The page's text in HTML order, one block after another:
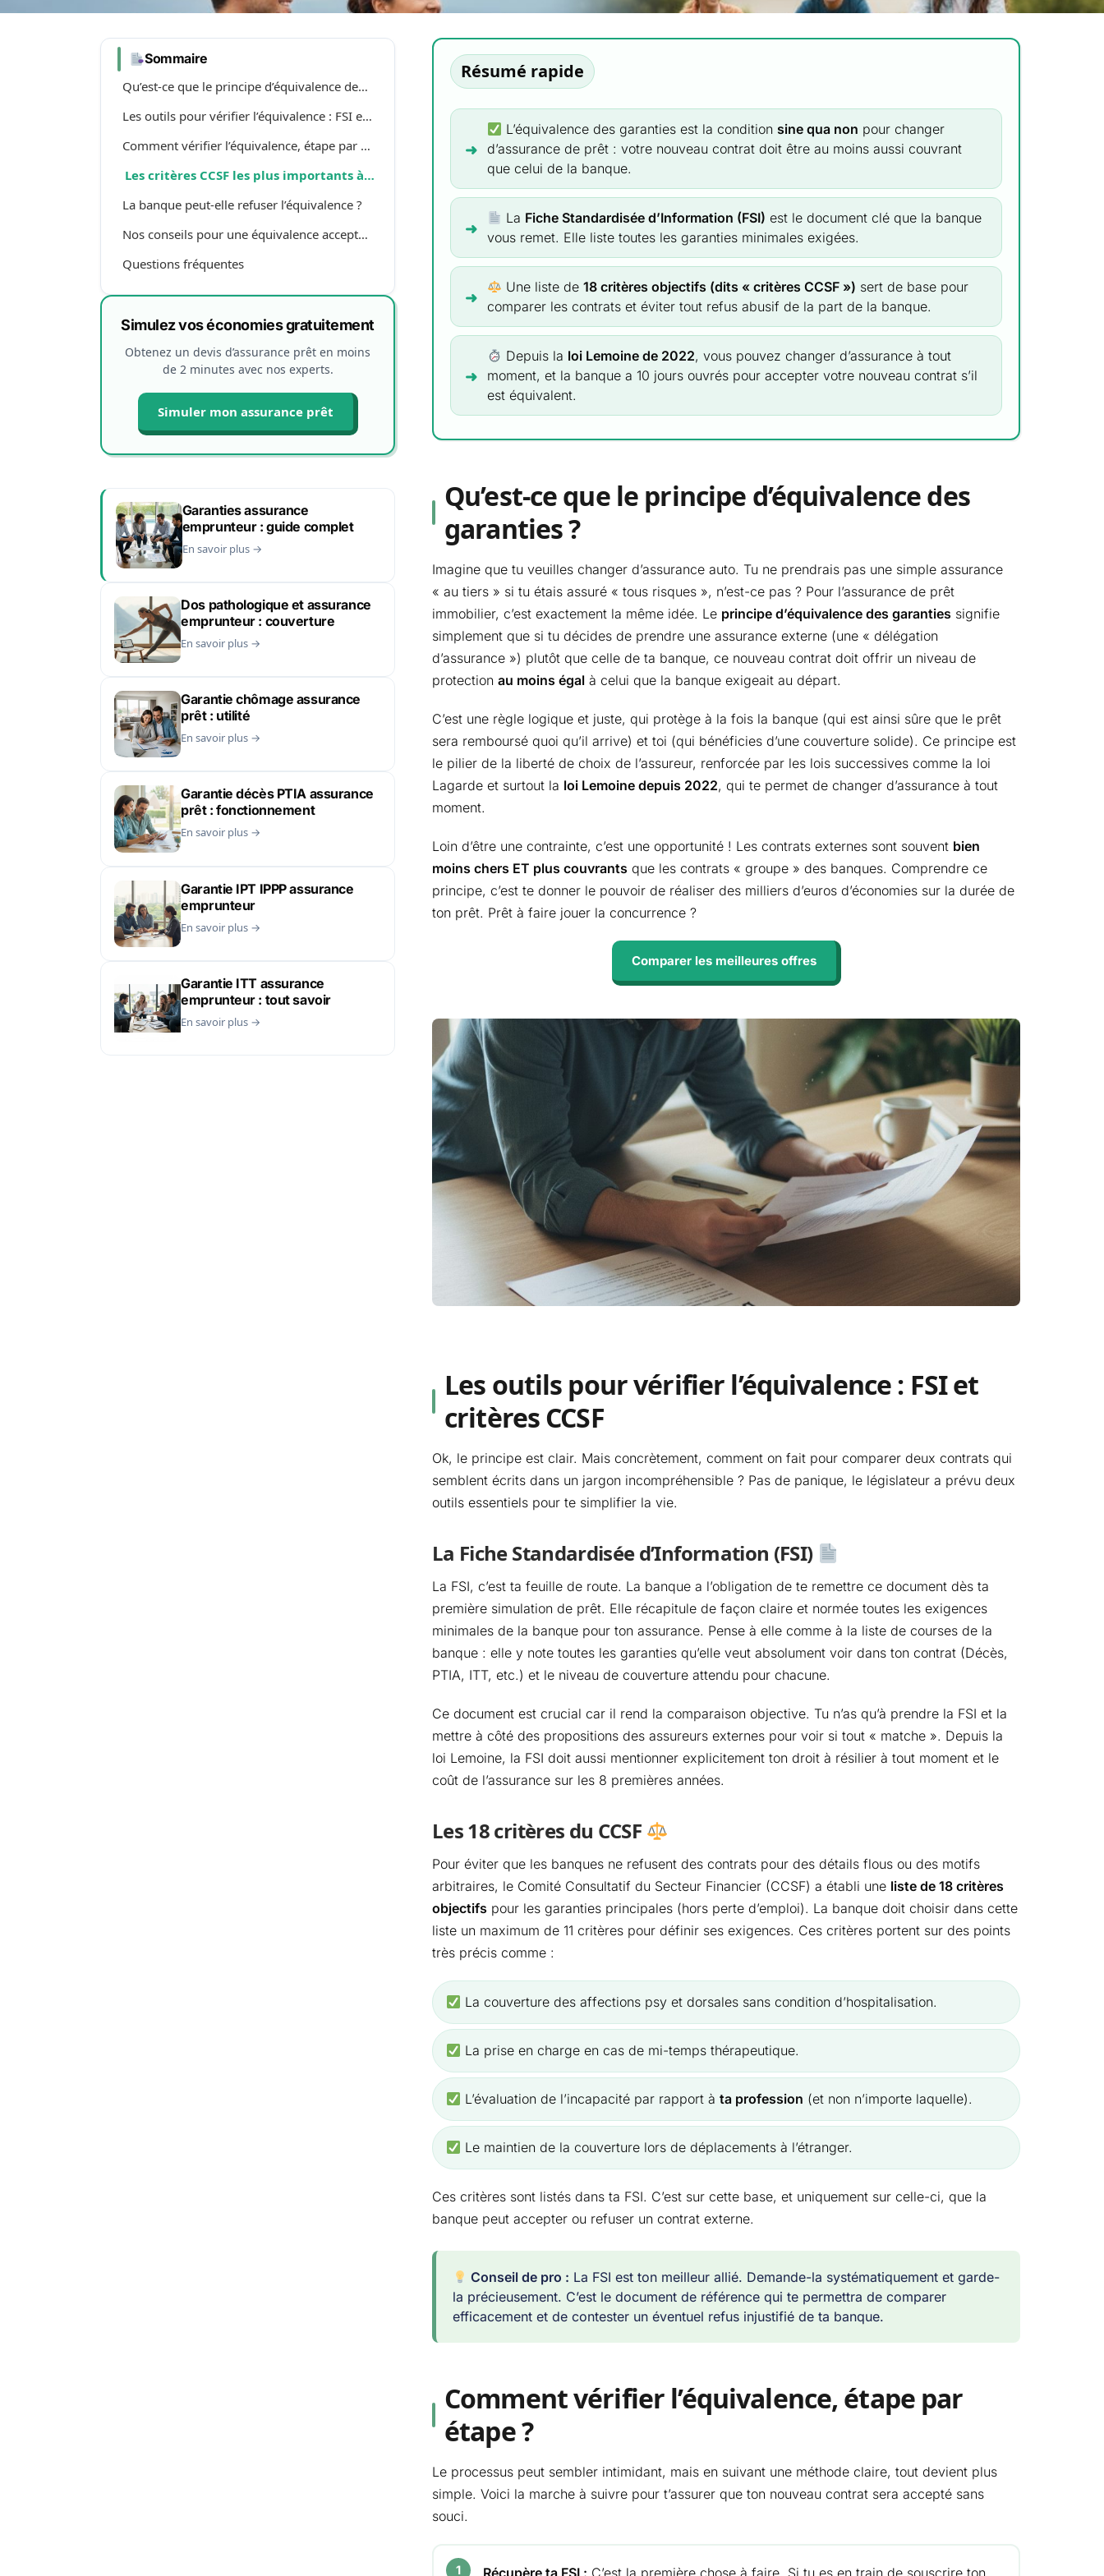
Résumé rapide
L’équivalence des garanties est la condition sine qua non pour changer
d’assurance de prêt : votre nouveau contrat doit être au moins aussi couvrant
que celui de la banque.
La Fiche Standardisée d’Information (FSI) est le document clé que la banque
vous remet. Elle liste toutes les garanties minimales exigées.
Une liste de18 critères objectifs (dits « critères CCSF ») sert de base pour
comparer les contrats et éviter tout refus abusif de la part de la banque.
Depuis la loi Lemoine de 2022, vous pouvez changer d’assurance à tout
moment, et la banque a 10 jours ouvrés pour accepter votre nouveau contrat s’il
est équivalent.
Qu’est-ce que le principe d’équivalence des
garanties ?
Imagine que tu veuilles changer d’assurance auto. Tu ne prendrais pas une simple assurance
« au tiers » si tu étais assuré « tous risques », n’est-ce pas ? Pour l’assurance de prêt
immobilier, c’est exactement la même idée. Le principe d’équivalence des garanties signifie
simplement que si tu décides de prendre une assurance externe (une « délégation
d’assurance ») plutôt que celle de ta banque, ce nouveau contrat doit offrir un niveau de
protection au moins égal à celui que la banque exigeait au départ.
C’est une règle logique et juste, qui protège à la fois la banque (qui est ainsi sûre que le prêt
sera remboursé quoi qu’il arrive) et toi (qui bénéficies d’une couverture solide). Ce principe est
le pilier de la liberté de choix de l’assureur, renforcée par les lois successives comme la loi
Lagarde et surtout la loi Lemoine depuis 2022, qui te permet de changer d’assurance à tout
moment.
Loin d’être une contrainte, c’est une opportunité ! Les contrats externes sont souvent bien
moins chers ET plus couvrants que les contrats « groupe » des banques. Comprendre ce
principe, c’est te donner le pouvoir de réaliser des milliers d’euros d’économies sur la durée de
ton prêt. Prêt à faire jouer la concurrence ?
Comparer les meilleures offres
Les outils pour vérifier l’équivalence : FSI et
critères CCSF
Ok, le principe est clair. Mais concrètement, comment on fait pour comparer deux contrats qui
semblent écrits dans un jargon incompréhensible ? Pas de panique, le législateur a prévu deux
outils essentiels pour te simplifier la vie.
La Fiche Standardisée d’Information (FSI)
La FSI, c’est ta feuille de route. La banque a l’obligation de te remettre ce document dès ta
première simulation de prêt. Elle récapitule de façon claire et normée toutes les exigences
minimales de la banque pour ton assurance. Pense à elle comme à la liste de courses de la
banque : elle y note toutes les garanties qu’elle veut absolument voir dans ton contrat (Décès,
PTIA, ITT, etc.) et le niveau de couverture attendu pour chacune.
Ce document est crucial car il rend la comparaison objective. Tu n’as qu’à prendre la FSI et la
mettre à côté des propositions des assureurs externes pour voir si tout « matche ». Depuis la
loi Lemoine, la FSI doit aussi mentionner explicitement ton droit à résilier à tout moment et le
coût de l’assurance sur les 8 premières années.
Les 18 critères du CCSF
Pour éviter que les banques ne refusent des contrats pour des détails flous ou des motifs
arbitraires, le Comité Consultatif du Secteur Financier (CCSF) a établi une liste de 18 critères
objectifs pour les garanties principales (hors perte d’emploi). La banque doit choisir dans cette
liste un maximum de 11 critères pour définir ses exigences. Ces critères portent sur des points
très précis comme :
La couverture des affections psy et dorsales sans condition d’hospitalisation.
La prise en charge en cas de mi-temps thérapeutique.
L’évaluation de l’incapacité par rapport àta profession (et non n’importe laquelle).
Le maintien de la couverture lors de déplacements à l’étranger.
Ces critères sont listés dans ta FSI. C’est sur cette base, et uniquement sur celle-ci, que la
banque peut accepter ou refuser un contrat externe.
Conseil de pro : La FSI est ton meilleur allié. Demande-la systématiquement et garde-
la précieusement. C’est le document de référence qui te permettra de comparer
efficacement et de contester un éventuel refus injustifié de ta banque.
Comment vérifier l’équivalence, étape par
étape ?
Le processus peut sembler intimidant, mais en suivant une méthode claire, tout devient plus
simple. Voici la marche à suivre pour t’assurer que ton nouveau contrat sera accepté sans
souci.
Sommaire
Qu’est-ce que le principe d’équivalence des garanties ?
Les outils pour vérifier l’équivalence : FSI et critères CCSF
Comment vérifier l’équivalence, étape par étape ?
Les critères CCSF les plus importants à surveiller
La banque peut-elle refuser l’équivalence ?
Nos conseils pour une équivalence acceptée du premier coup
Questions fréquentes
Simulez vos économies gratuitement
Obtenez un devis d’assurance prêt en moins
de 2 minutes avec nos experts.
Simuler mon assurance prêt
Garanties assurance
emprunteur : guide complet
En savoir plus →
Dos pathologique et assurance
emprunteur : couverture
En savoir plus →
Garantie chômage assurance
prêt : utilité
En savoir plus →
Garantie décès PTIA assurance
prêt : fonctionnement
En savoir plus →
Garantie IPT IPPP assurance
emprunteur
En savoir plus →
Garantie ITT assurance
emprunteur : tout savoir
En savoir plus →